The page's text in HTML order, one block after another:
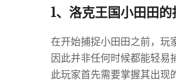
1、洛克王国小田田
在开始捕捉小田田之前，玩
因此并非任何时候都能轻易
此玩家首先需要掌握其出现